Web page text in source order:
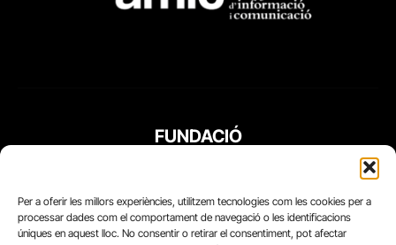
Per a oferir les millors experiències, utilitzem tecnologies com les cookies per a
processar dades com el comportament de navegació o les identificacions
úniques en aquest lloc. No consentir o retirar el consentiment, pot afectar
FUNDACIÓ